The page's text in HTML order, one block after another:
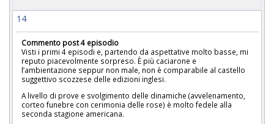
14
Commento post 4 episodio
Visti i primi 4 episodi e, partendo da aspettative molto basse, mi
reputo piacevolmente sorpreso. È più caciarone e
l’ambientazione seppur non male, non è comparabile al castello
suggettivo scozzese delle edizioni inglesi.
A livello di prove e svolgimento delle dinamiche (avvelenamento,
corteo funebre con cerimonia delle rose) è molto fedele alla
seconda stagione americana.